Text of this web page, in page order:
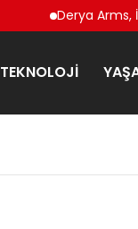
Derya Arms,
TEKNOLOJI